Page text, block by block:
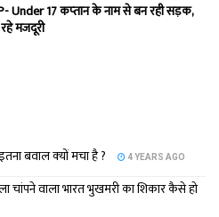
Under 17 कप्‍तान के नाम से बन रही सड़क,
मजदूरी
बवाल क्‍यों मचा है ? 4 YEARS AGO
चांपने वाला भारत भुखमरी का शिकार कैसे हो